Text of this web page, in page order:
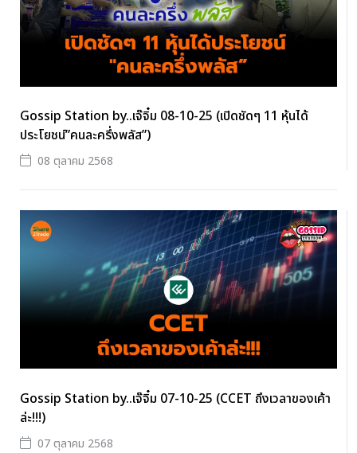
Gossip Station by..เจ๊จิ๋ม 08-10-25 (เปิดชัดๆ 11 หุ้นได้
ประโยชน์”คนละครึ่งพลัส”)
08 ตุลาคม 2568
Gossip Station by..เจ๊จิ๋ม 07-10-25 (CCET ถึงเวลาของเค้า
ล่ะ!!!)
07 ตุลาคม 2568